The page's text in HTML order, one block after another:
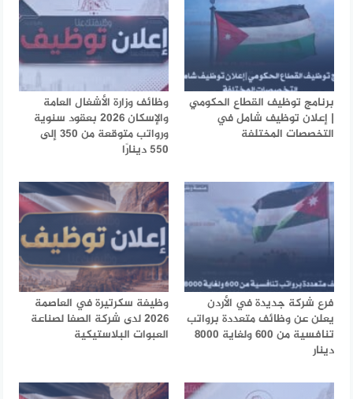
برنامج توظيف القطاع الحكومي
| إعلان توظيف شامل في
التخصصات المختلفة
وظائف وزارة الأشغال العامة
والإسكان 2026 بعقود سنوية
ورواتب متوقعة من 350 إلى
550 دينارًا
فرع شركة جديدة في الأردن
يعلن عن وظائف متعددة برواتب
تنافسية من 600 ولغاية 8000
دينار
وظيفة سكرتيرة في العاصمة
2026 لدى شركة الصفا لصناعة
العبوات البلاستيكية